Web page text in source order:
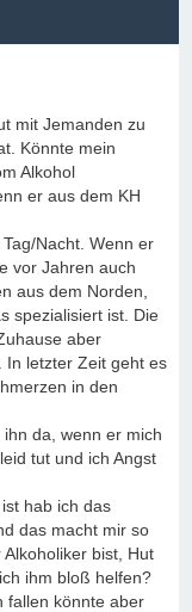
mit Jemanden zu
Könnte mein
Alkohol
er aus dem KH
Nacht. Wenn er
vor Jahren auch
aus dem Norden,
spezialisiert ist. Die
aber
In letzter Zeit geht es
in den
da, wenn er mich
tut und ich Angst
hab ich das
das macht mir so
bist, Hut
ihm bloß helfen?
fallen könnte aber